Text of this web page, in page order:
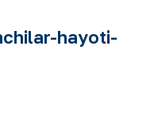
hayoti-